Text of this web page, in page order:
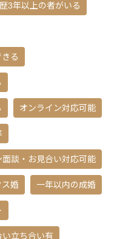
3年以上の者がいる
る
オンライン対応可能
面談・お見合い対応可能
ス婚 一年以内の成婚
い立ち合い有